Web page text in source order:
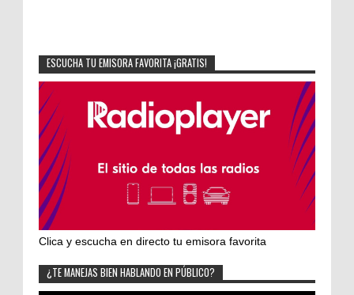
ESCUCHA TU EMISORA FAVORITA ¡GRATIS!
Clica y escucha en directo tu emisora favorita
¿TE MANEJAS BIEN HABLANDO EN PÚBLICO?